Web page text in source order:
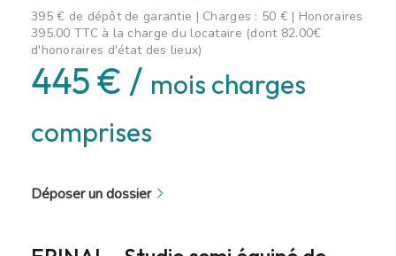
395 € de dépôt de garantie | Charges : 50 € | Honoraires
395.00 TTC à la charge du locataire (dont 82.00€
d'honoraires d'état des lieux)
445 € / mois charges
comprises
Déposer un dossier